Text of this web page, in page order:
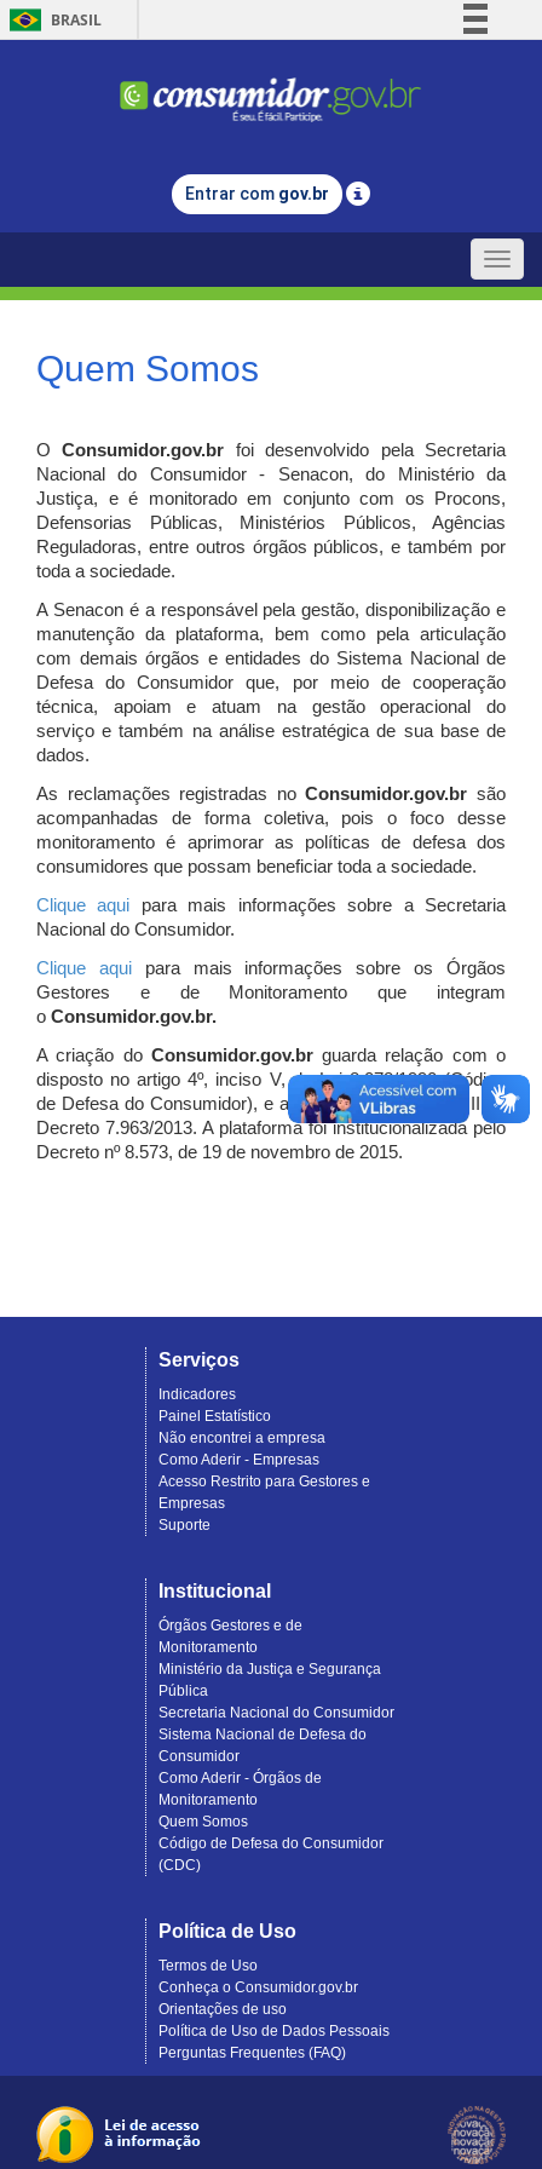
BRASIL
Comunica BR
Legislação
Entrar com gov.br
Toggle
Quem Somos
OConsumidor.gov.br
foi desenvolvido pela Secretaria
Nacional do Consumidor - Senacon, do Ministério da
Justiça, e é monitorado em conjunto com os Procons,
Defensorias Públicas, Ministérios Públicos, Agências
Reguladoras, entre outros órgãos públicos, e também por
toda a sociedade.
A Senacon é a responsável pela gestão, disponibilização e
manutenção da plataforma, bem como pela articulação
com demais órgãos e entidades do Sistema Nacional de
Defesa do Consumidor que, por meio de cooperação
técnica, apoiam e atuam na gestão operacional do
serviço e também na análise estratégica de sua base de
dados.
As reclamações registradas noConsumidor.gov.br são
acompanhadas de forma coletiva, pois o foco desse
monitoramento é aprimorar as políticas de defesa dos
consumidores que possam beneficiar toda a sociedade.
Clique aqui para mais informações sobre a Secretaria
Nacional do Consumidor.
Clique aquipara mais informações sobre os Órgãos
Gestores e de Monitoramento que integram
o Consumidor.gov.br.
A criação do Consumidor.gov.brguarda relação com o
disposto no artigo 4º, inciso V, da Lei 8.078/1990 (Código
de Defesa do Consumidor), e artigo 7º, incisos I, II e III do
Decreto 7.963/2013. A plataforma foi institucionalizada pelo
Decreto nº 8.573, de 19 de novembro de 2015.
Serviços
Indicadores
Painel Estatístico
Não encontrei a empresa
Como Aderir - Empresas
Acesso Restrito para Gestores e
Empresas
Suporte
Institucional
Órgãos Gestores e de
Monitoramento
Ministério da Justiça e Segurança
Pública
Secretaria Nacional do Consumidor
Sistema Nacional de Defesa do
Consumidor
Como Aderir - Órgãos de
Monitoramento
Quem Somos
Código de Defesa do Consumidor
(CDC)
Política de Uso
Termos de Uso
Conheça o Consumidor.gov.br
Orientações de uso
Política de Uso de Dados Pessoais
Perguntas Frequentes (FAQ)